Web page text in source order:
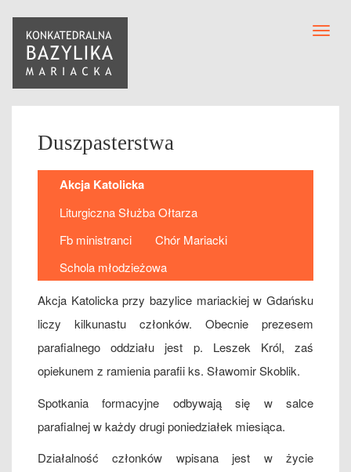
Duszpasterstwa
Akcja Katolicka
Liturgiczna Służba Ołtarza
Fb ministranci
Chór Mariacki
Schola młodzieżowa
Akcja Katolicka przy bazylice mariackiej w Gdańsku
liczy kilkunastu członków. Obecnie prezesem
parafialnego oddziału jest p. Leszek Król, zaś
opiekunem z ramienia parafii ks. Sławomir Skoblik.
Spotkania formacyjne odbywają się w salce
parafialnej w każdy drugi poniedziałek miesiąca.
Działalność członków wpisana jest w życie